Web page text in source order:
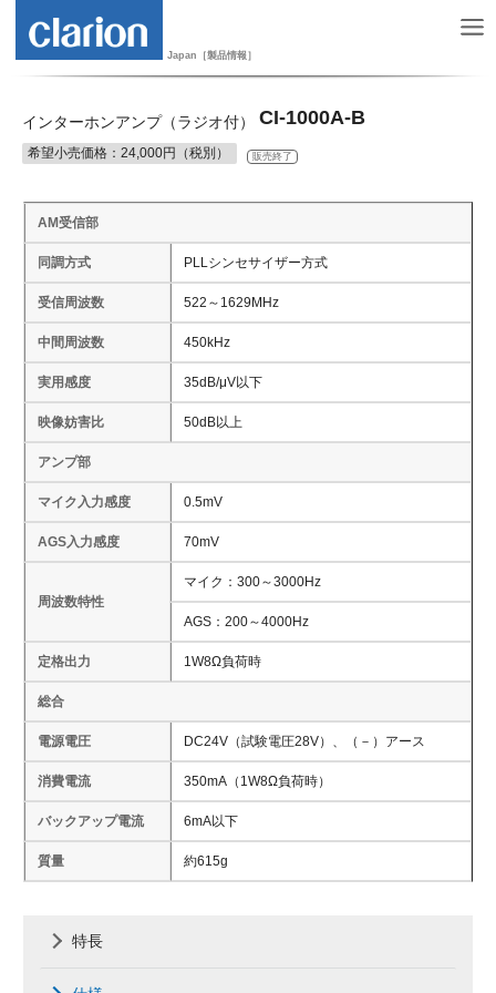
Japan［製品情報］
インターホンアンプ（ラジオ付） CI-1000A-B
希望小売価格：24,000円（税別） 販売終了
AM受信部
同調方式 PLLシンセサイザー方式
受信周波数 522～1629MHz
中間周波数 450kHz
実用感度 35dB/μV以下
映像妨害比 50dB以上
アンプ部
マイク入力感度 0.5mV
AGS入力感度 70mV
周波数特性
マイク：300～3000Hz
AGS：200～4000Hz
定格出力 1W8Ω負荷時
総合
電源電圧 DC24V（試験電圧28V）、（－）アース
消費電流 350mA（1W8Ω負荷時）
バックアップ電流 6mA以下
質量 約615g
特長